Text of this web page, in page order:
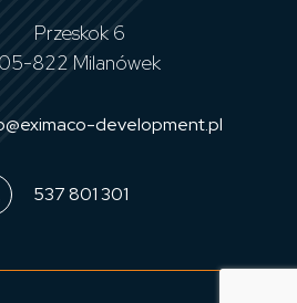
Przeskok 6
05-822 Milanówek
development.pl
537 801 301